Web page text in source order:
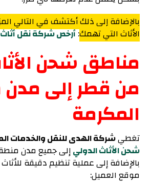
بالإضافة إلى ذلك أكتشف في التالي
الأثاث التي تهمك:أرخص شركة نقل
مناطق شحن
من قطر إلى
المكرمة
تغطيشركة الهدى للنقل والخدمات
شحن الأثاث الدوليإلى جميع مدن
بالإضافة إلى عملية تنظيم دقيقة للأثاث
موقع العميل: